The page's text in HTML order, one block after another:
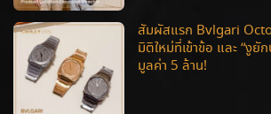
สัมผัสแรก Bvlgari
มิติใหม่ที่เข้าข้อ และ “งู
มูลค่า 5 ล้าน!